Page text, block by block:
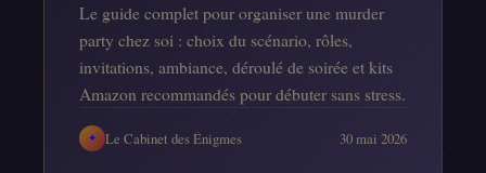
Le guide complet pour organiser une murder
party chez soi : choix du scénario, rôles,
invitations, ambiance, déroulé de soirée et kits
Amazon recommandés pour débuter sans stress.
✦ Le Cabinet des Énigmes 30 mai 2026